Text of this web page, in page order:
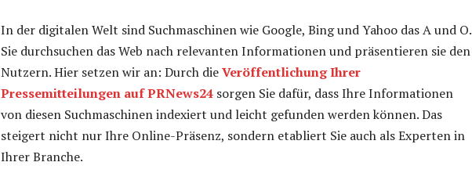
In der digitalen Welt sind Suchmaschinen wie Google, Bing und Yahoo das A und O.
Sie durchsuchen das Web nach relevanten Informationen und präsentieren sie den
Nutzern. Hier setzen wir an: Durch dieVeröffentlichung Ihrer
Pressemitteilungen auf PRNews24 sorgen Sie dafür, dass Ihre Informationen
von diesen Suchmaschinen indexiert und leicht gefunden werden können. Das
steigert nicht nur Ihre Online-Präsenz, sondern etabliert Sie auch als Experten in
Ihrer Branche.